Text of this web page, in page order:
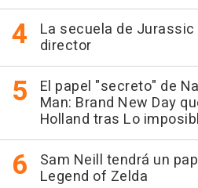
La secuela de
director
El papel "secreto" de
Man: Brand New Day
Holland tras Lo
Sam Neill tendrá un
Legend of Zelda